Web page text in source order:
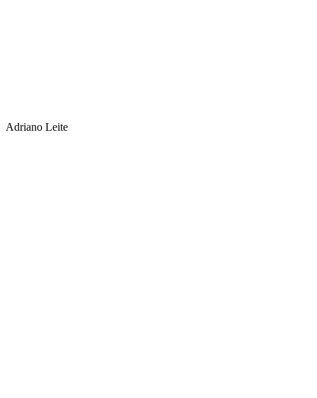
Adriano Leite